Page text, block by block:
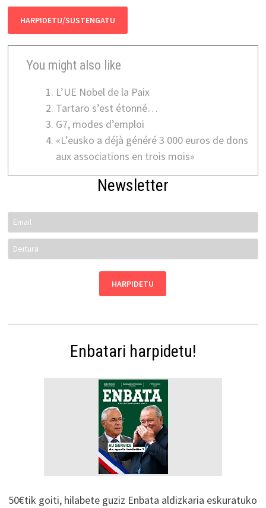
HARPIDETU/SUSTENGATU
You might also like
L’UE Nobel de la Paix
Tartaro s’est étonné…
G7, modes d’emploi
«L’eusko a déjà généré 3 000 euros de dons
aux associations en trois mois»
Newsletter
Enbatari harpidetu!
50€tik goiti, hilabete guziz Enbata aldizkaria eskuratuko